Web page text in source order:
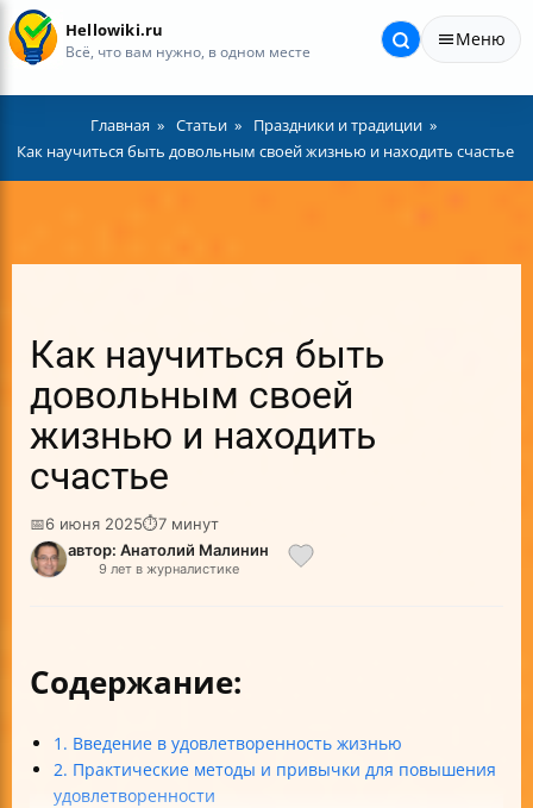
Hellowiki.ru
Всё, что вам нужно, в одном месте
Меню
Главная Статьи
Праздники и традиции
Как научиться быть довольным своей жизнью и находить счастье
Как научиться быть
довольным своей
жизнью и находить
счастье
📅6 июня 2025⏱7 минут
автор: Анатолий Малинин
9 лет в журналистике
Содержание:
1. Введение в удовлетворенность жизнью
2. Практические методы и привычки для повышения
удовлетворенности